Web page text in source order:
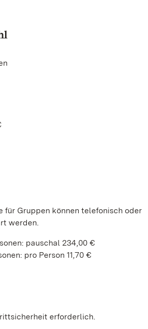
für Gruppen können telefonisch oder
werden.
pauschal 234,00 €
pro Person 11,70 €
erforderlich.